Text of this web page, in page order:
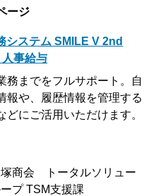
ージ
システム SMILE V 2nd
事給与
務までをフルサポート。自
報や、履歴情報を管理する
にご活用いただけます。
商会 トータルソリュー
プ TSM支援課